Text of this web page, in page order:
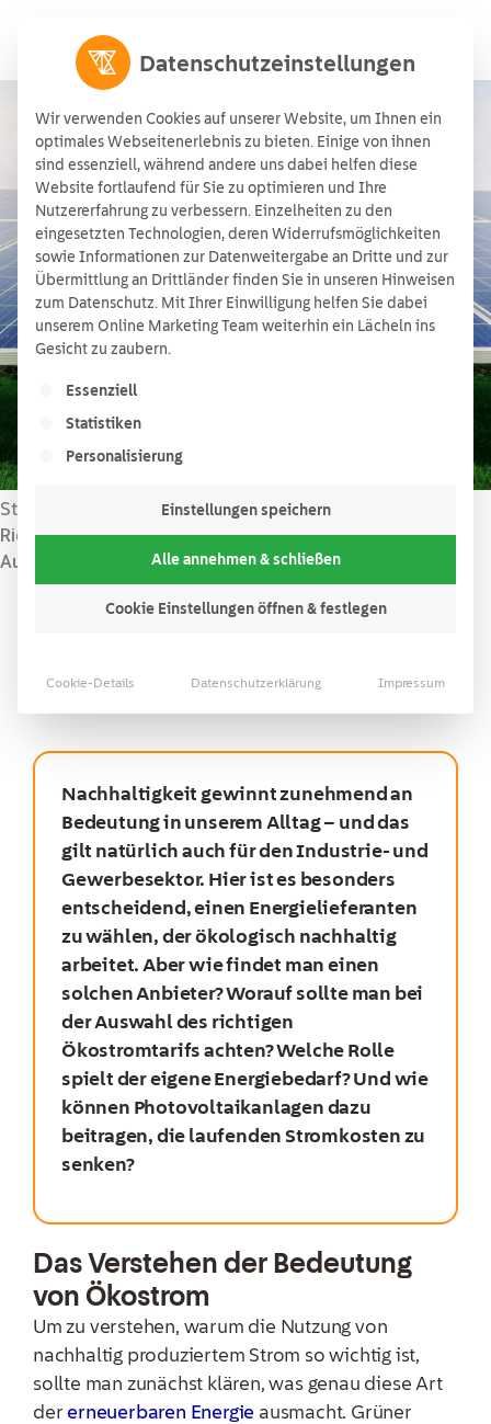
Richtige Entscheidungen
treffen: Ein Leitfaden für die
Auswahl nachhaltiger
Stromtarife im
Gewerbebereich
05/07/2024
Startseite Energieblog»Erneuerbare Energien
Richtige Entscheidungen treffen: Ein Leitfaden für die
Auswahl nachhaltiger Stromtarife im Gewerbebereich
Lesezeit:3 Minuten
Nachhaltigkeit gewinnt zunehmend an
Bedeutung in unserem Alltag – und das
gilt natürlich auch für den Industrie- und
Gewerbesektor. Hier ist es besonders
entscheidend, einen Energielieferanten
zu wählen, der ökologisch nachhaltig
arbeitet. Aber wie findet man einen
solchen Anbieter? Worauf sollte man bei
der Auswahl des richtigen
Ökostromtarifs achten? Welche Rolle
spielt der eigene Energiebedarf? Und wie
können Photovoltaikanlagen dazu
beitragen, die laufenden Stromkosten zu
senken?
Das Verstehen der Bedeutung
von Ökostrom
Um zu verstehen, warum die Nutzung von
nachhaltig produziertem Strom so wichtig ist,
sollte man zunächst klären, was genau diese Art
der erneuerbaren Energie ausmacht. Grüner
Datenschutzeinstellungen
Wir verwenden Cookies auf unserer Website, um Ihnen ein
optimales Webseitenerlebnis zu bieten. Einige von ihnen
sind essenziell, während andere uns dabei helfen diese
Website fortlaufend für Sie zu optimieren und Ihre
Nutzererfahrung zu verbessern. Einzelheiten zu den
eingesetzten Technologien, deren Widerrufsmöglichkeiten
sowie Informationen zur Datenweitergabe an Dritte und zur
Übermittlung an Drittländer finden Sie in unseren Hinweisen
zum Datenschutz. Mit Ihrer Einwilligung helfen Sie dabei
unserem Online Marketing Team weiterhin ein Lächeln ins
Gesicht zu zaubern.
Es folgt eine Liste der Service-Gruppen, für die
Essenziell
Statistiken
Personalisierung
Einstellungen speichern
Alle annehmen & schließen
Cookie Einstellungen öffnen & festlegen
Cookie-Details Datenschutzerklärung Impressum